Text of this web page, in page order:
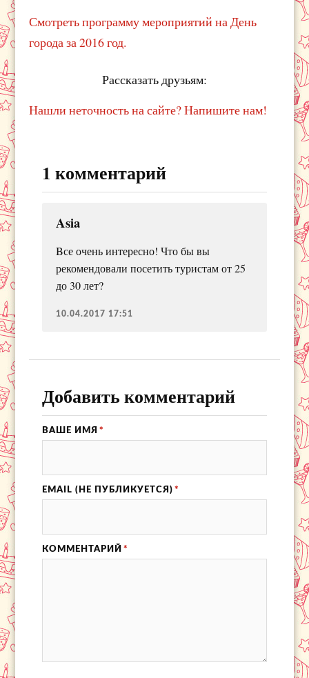
Смотреть программу мероприятий на День
города за 2016 год.
Рассказать друзьям:
Нашли неточность на сайте? Напишите нам!
1 комментарий
Asia
Bсе очень интересно! Что бы вы
рекомендовали посетить туристам от 25
до 30 лет?
10.04.2017 17:51
Добавить комментарий
ВАШЕ ИМЯ *
EMAIL (НЕ ПУБЛИКУЕТСЯ) *
КОММЕНТАРИЙ *